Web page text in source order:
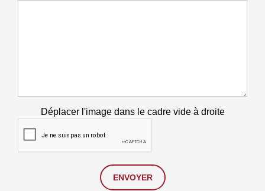
Déplacer l'image dans le cadre vide à droite
ENVOYER